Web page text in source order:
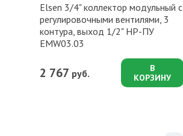
Elsen 3/4" коллектор модульный с
регулировочными вентилями, 3
контура, выход 1/2" НР-ПУ
EMW03.03
2 767 руб.
В
КОРЗИНУ